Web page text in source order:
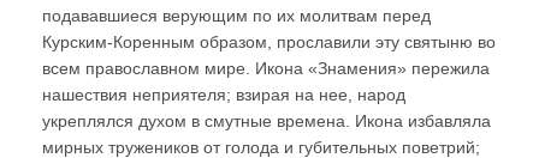
подававшиеся верующим по их молитвам перед
Курским-Коренным образом, прославили эту святыню во
всем православном мире. Икона «Знамения» пережила
нашествия неприятеля; взирая на нее, народ
укреплялся духом в смутные времена. Икона избавляла
мирных тружеников от голода и губительных поветрий;